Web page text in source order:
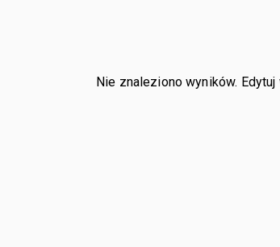
Nie znaleziono wyników.